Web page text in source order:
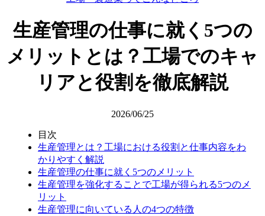
生産管理の仕事に就く5つの
メリットとは？工場でのキャ
リアと役割を徹底解説
2026/06/25
目次
生産管理とは？工場における役割と仕事内容をわ
かりやすく解説
生産管理の仕事に就く5つのメリット
生産管理を強化することで工場が得られる5つのメ
リット
生産管理に向いている人の4つの特徴